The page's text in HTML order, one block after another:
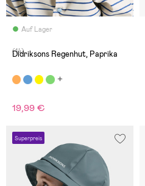
Auf Lager
(14)
Didriksons Regenhut, Paprika
19,99 €
Superpreis